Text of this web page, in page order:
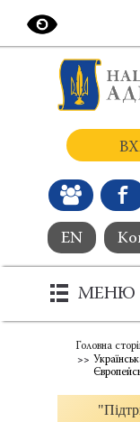
EN
МЕНЮ
Головна